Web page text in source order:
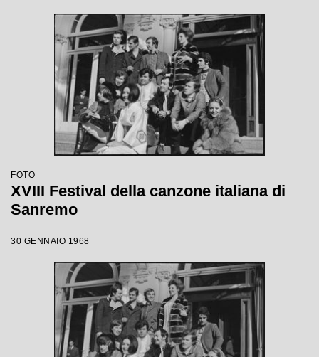
FOTO
XVIII Festival della canzone italiana di
Sanremo
30 GENNAIO 1968